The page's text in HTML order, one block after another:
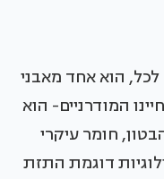
הוא אחד מאבני
המודרניים- הוא
חומר עיקרי
דוגמת התזת